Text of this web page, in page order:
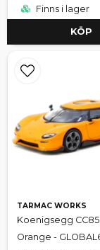
Finns i lager
KÖP
TARMAC WORKS
Koenigsegg
Orange -